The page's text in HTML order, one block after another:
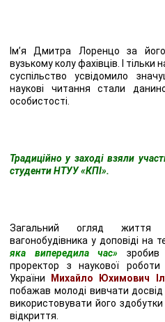
Ім’я Дмитра Лоренцо за
вузькому колу фахівців. І тільки
суспільство усвідомило
наукові читання стали
особистості.
Традиційно у заході взяли
студенти НТУУ «КПІ».
Загальний огляд життя
вагонобудівника у доповіді на
яка випередила час» зробив
проректор з наукової
України
Михайло Юхимович
побажав молоді вивчати
використовувати його
відкриття.